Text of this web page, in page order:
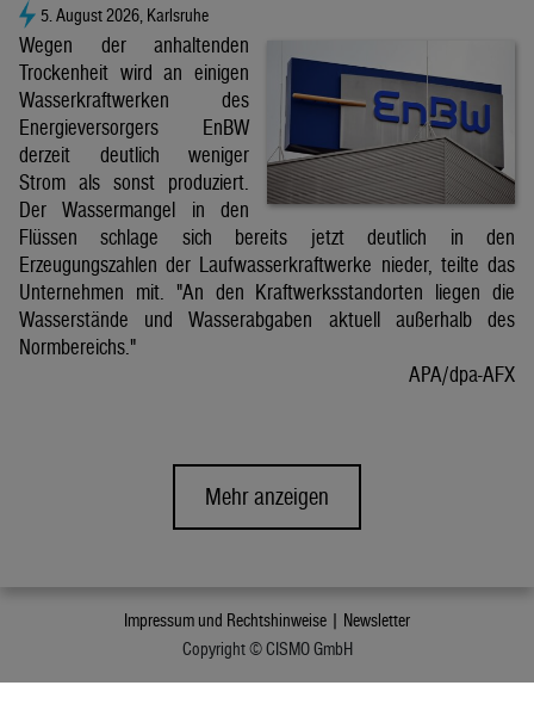
5. August 2026, Karlsruhe
Wegen der anhaltenden
Trockenheit wird an einigen
Wasserkraftwerken des
Energieversorgers EnBW
derzeit deutlich weniger
Strom als sonst produziert.
Der Wassermangel in den
Flüssen schlage sich bereits jetzt deutlich in den
Erzeugungszahlen der Laufwasserkraftwerke nieder, teilte das
Unternehmen mit. "An den Kraftwerksstandorten liegen die
Wasserstände und Wasserabgaben aktuell außerhalb des
Normbereichs."
APA/dpa-AFX
Mehr anzeigen
Impressum und Rechtshinweise | Newsletter
Copyright © CISMO GmbH